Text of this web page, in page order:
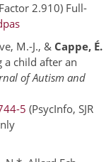
2.910) Full-
M.-J., & Cappe, É.
a child after an
of Autism and
5 (PsycInfo, SJR